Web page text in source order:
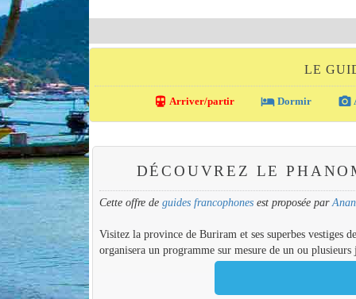
LE
directions_transit Arriver/partir local_hotel Dormir photo_camera
DÉCOUVREZ LE
Cette offre de guides francophonesest proposée par
Visitez la province de Buriram et ses superbes vestiges
organisera un programme sur mesure de un ou